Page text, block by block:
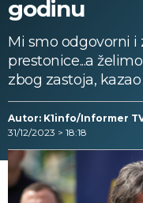
godinu
Mi smo odgovorni i
prestonice...a
zbog zastoja,
Autor: K1info/Informer
31/12/2023 > 18:18